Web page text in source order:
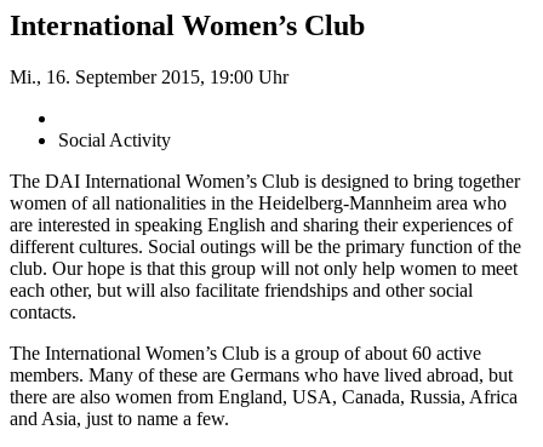
International Women’s Club
Mi., 16. September 2015, 19:00 Uhr
Social Activity
The DAI International Women’s Club is designed to bring together
women of all nationalities in the Heidelberg-Mannheim area who
are interested in speaking English and sharing their experiences of
different cultures. Social outings will be the primary function of the
club. Our hope is that this group will not only help women to meet
each other, but will also facilitate friendships and other social
contacts.
The International Women’s Club is a group of about 60 active
members. Many of these are Germans who have lived abroad, but
there are also women from England, USA, Canada, Russia, Africa
and Asia, just to name a few.